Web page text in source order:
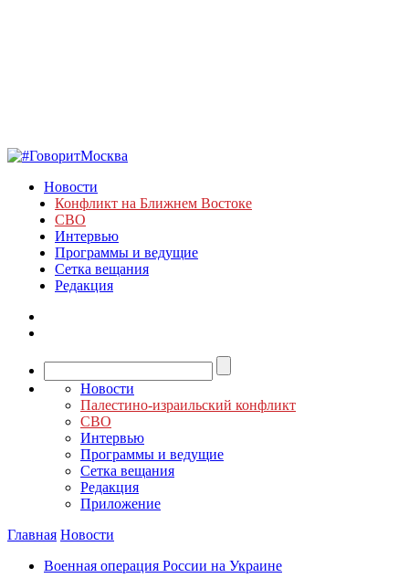
Новости
Конфликт на Ближнем Востоке
СВО
Интервью
Программы и ведущие
Сетка вещания
Редакция
Новости
Палестино-израильский конфликт
СВО
Интервью
Программы и ведущие
Сетка вещания
Редакция
Приложение
Главная Новости
Военная операция России на Украине